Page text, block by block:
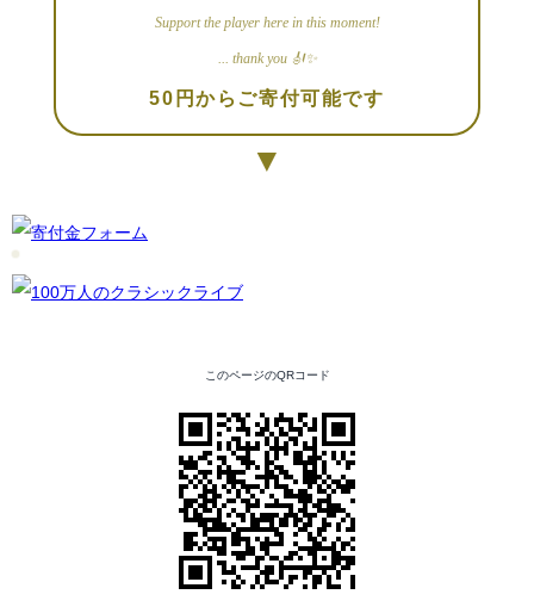
Support the player here in this moment!
... thank you 🎻✨
50円からご寄付可能です
▼
このページのQRコード